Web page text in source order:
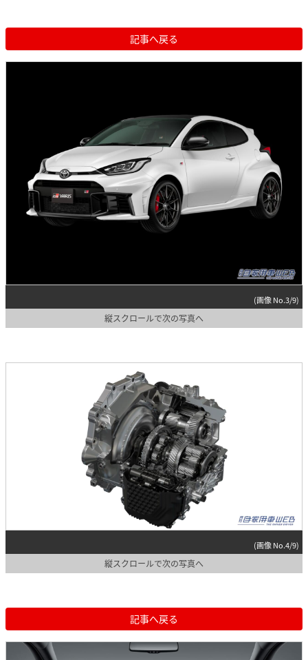
記事へ戻る
(画像 No.3/9)
縦スクロールで次の写真へ
(画像 No.4/9)
縦スクロールで次の写真へ
記事へ戻る